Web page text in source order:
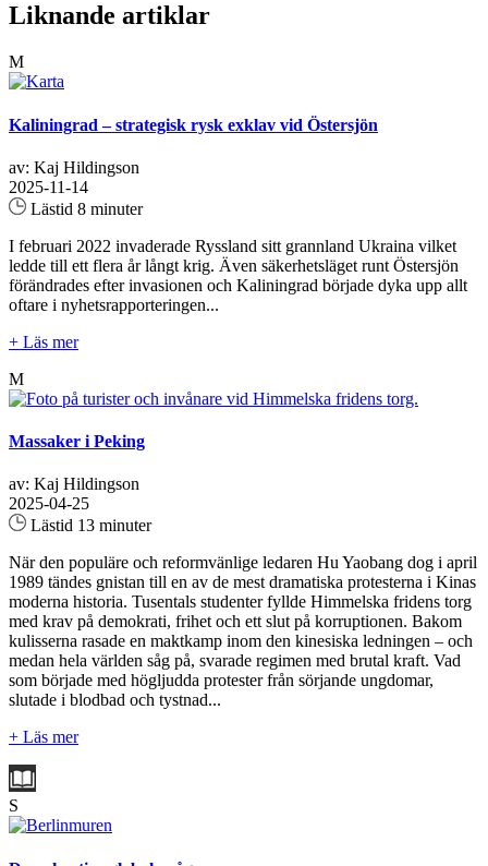
Liknande artiklar
M
Kaliningrad – strategisk rysk exklav vid Östersjön
av: Kaj Hildingson
2025-11-14
Lästid 8 minuter
I februari 2022 invaderade Ryssland sitt grannland Ukraina vilket
ledde till ett flera år långt krig. Även säkerhetsläget runt Östersjön
förändrades efter invasionen och Kaliningrad började dyka upp allt
oftare i nyhetsrapporteringen...
+ Läs mer
M
Massaker i Peking
av: Kaj Hildingson
2025-04-25
Lästid 13 minuter
När den populäre och reformvänlige ledaren Hu Yaobang dog i april
1989 tändes gnistan till en av de mest dramatiska protesterna i Kinas
moderna historia. Tusentals studenter fyllde Himmelska fridens torg
med krav på demokrati, frihet och ett slut på korruptionen. Bakom
kulisserna rasade en maktkamp inom den kinesiska ledningen – och
medan hela världen såg på, svarade regimen med brutal kraft. Vad
som började med högljudda protester från sörjande ungdomar,
slutade i blodbad och tystnad...
+ Läs mer
S